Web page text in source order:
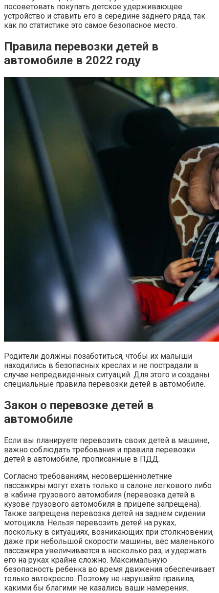
посоветовать покупать детское удерживающее
устройство и ставить его в середине заднего ряда, так
как по статистике это самое безопасное место.
Правила перевозки детей в
автомобиле в 2022 году
Родители должны позаботиться, чтобы их малыши
находились в безопасных креслах и не пострадали в
случае непредвиденных ситуаций. Для этого и созданы
специальные правила перевозки детей в автомобиле.
Закон о перевозке детей в
автомобиле
Если вы планируете перевозить своих детей в машине,
важно соблюдать требования и правила перевозки
детей в автомобиле, прописанные в ПДД.
Согласно требованиям, несовершеннолетние
пассажиры могут ехать только в салоне легкового либо
в кабине грузового автомобиля (перевозка детей в
кузове грузового автомобиля в прицепе запрещена).
Также запрещена перевозка детей на заднем сидении
мотоцикла. Нельзя перевозить детей на руках,
поскольку в ситуациях, возникающих при столкновении,
даже при небольшой скорости машины, вес маленького
пассажира увеличивается в несколько раз, и удержать
его на руках крайне сложно. Максимальную
безопасность ребенка во время движения обеспечивает
только автокресло. Поэтому не нарушайте правила,
какими бы благими не казались ваши намерения.